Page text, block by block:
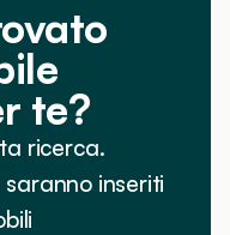
te?
ricerca.
inseriti